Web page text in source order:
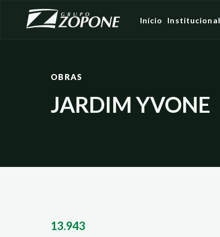
Início Institucional
OBRAS
JARDIM YVONE
13.943